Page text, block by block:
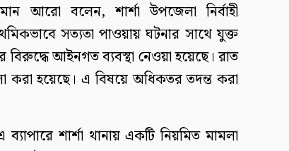
আরো বলেন, শার্শা উপজেলা নির্বাহী
সত্যতা পাওয়ায় ঘটনার সাথে যুক্ত
আইনগত ব্যবস্থা নেওয়া হয়েছে। রাত
করা হয়েছে। এ বিষয়ে অধিকতর তদন্ত করা
শার্শা থানায় একটি নিয়মিত মামলা